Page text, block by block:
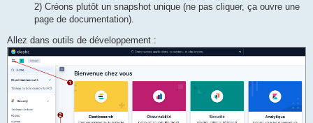
2) Créons plutôt un snapshot unique (ne pas cliquer, ça ouvre une
page de documentation).
Allez dans outils de développement :